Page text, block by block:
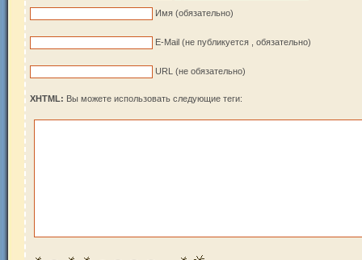
Имя (обязательно)
E-Mail (не публикуется , обязательно)
URL (не обязательно)
XHTML: Вы можете использовать следующие теги: